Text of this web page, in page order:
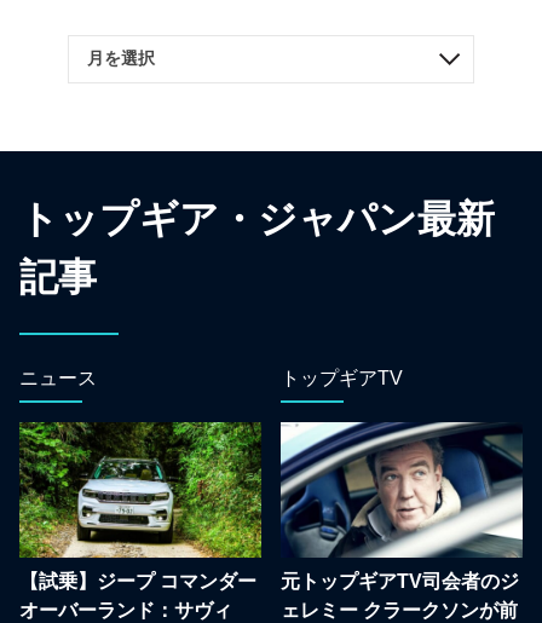
トップギア・ジャパン最新
記事
ニュース
【試乗】ジープ コマンダー
オーバーランド：サヴィ
トップギアTV
元トップギアTV司会者のジ
ェレミー クラークソンが前